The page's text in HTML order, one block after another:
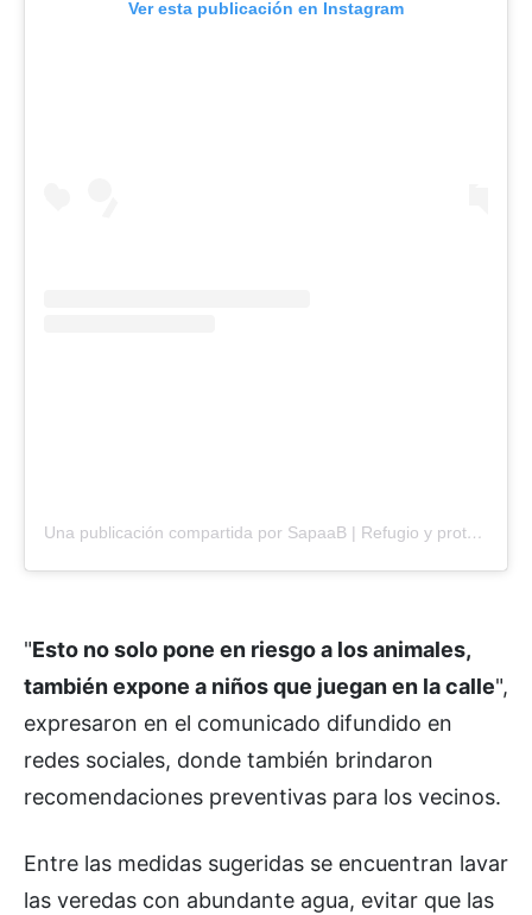
Ver esta publicación en Instagram
Una publicación compartida por SapaaB | Refugio y protectora de animales. ?? (@sapaab_bolivar)
"Esto no solo pone en riesgo a los animales,
también expone a niños que juegan en la calle",
expresaron en el comunicado difundido en
redes sociales, donde también brindaron
recomendaciones preventivas para los vecinos.
Entre las medidas sugeridas se encuentran lavar
las veredas con abundante agua, evitar que las